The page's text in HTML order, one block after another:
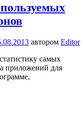
автором Editor
самых
приложений для